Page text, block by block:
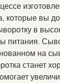
которые вы
в
питания.
на
станет